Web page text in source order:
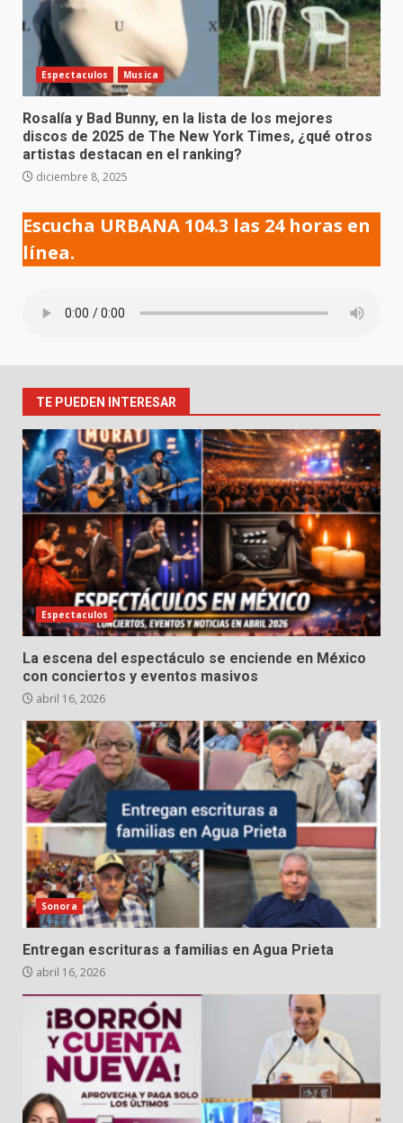
Espectaculos Musica
Rosalía y Bad Bunny, en la lista de los mejores
discos de 2025 de The New York Times, ¿qué otros
artistas destacan en el ranking?
diciembre 8, 2025
Escucha URBANA 104.3 las 24 horas en
línea.
TE PUEDEN INTERESAR
Espectaculos
La escena del espectáculo se enciende en México
con conciertos y eventos masivos
abril 16, 2026
Sonora
Entregan escrituras a familias en Agua Prieta
abril 16, 2026